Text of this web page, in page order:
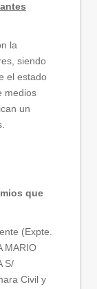
la
siendo
el estado
medios
un
que
(Expte.
MARIO
S/
Civil y